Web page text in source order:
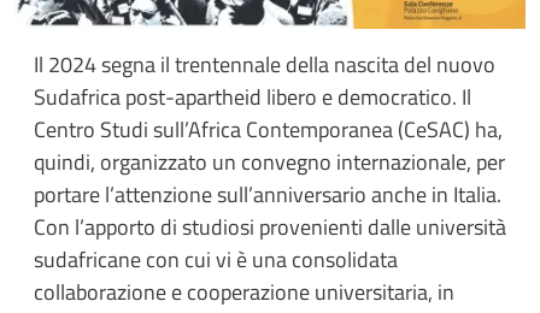
Il 2024 segna il trentennale della nascita del nuovo
Sudafrica post-apartheid libero e democratico. Il
Centro Studi sull’Africa Contemporanea (CeSAC) ha,
quindi, organizzato un convegno internazionale, per
portare l’attenzione sull’anniversario anche in Italia.
Con l’apporto di studiosi provenienti dalle università
sudafricane con cui vi è una consolidata
collaborazione e cooperazione universitaria, in